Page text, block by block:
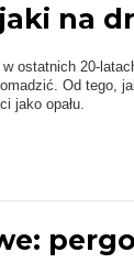
na
ostatnich 20-
Od tego,
jako opału.